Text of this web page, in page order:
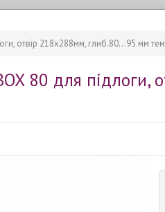
отвір 218х288мм, глиб.80...95 мм
80 для підлоги,